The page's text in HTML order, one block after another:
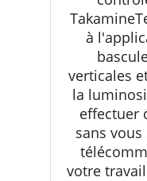
à
verticales
la
effectuer
sans
votre